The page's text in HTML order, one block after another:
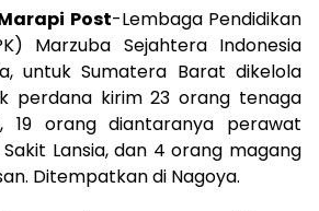
Marapi Post-Lembaga Pendidikan
Marzuba Sejahtera Indonesia
untuk Sumatera Barat dikelola
perdana kirim 23 orang tenaga
19 orang diantaranya perawat
Lansia, dan 4 orang magang
Ditempatkan di Nagoya.